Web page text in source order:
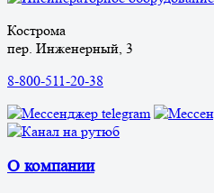
Кострома
пер. Инженерный, 3
8-800-511-20-38
О компании